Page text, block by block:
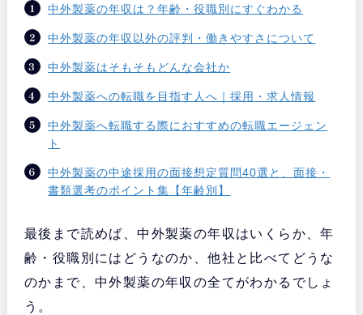
中外製薬の年収は？年齢・役職別にすぐわかる
中外製薬の年収以外の評判・働きやすさについて
中外製薬はそもそもどんな会社か
中外製薬への転職を目指す人へ｜採用・求人情報
中外製薬へ転職する際におすすめの転職エージェン
ト
中外製薬の中途採用の面接想定質問40選と、面接・
書類選考のポイント集【年齢別】
最後まで読めば、中外製薬の年収はいくらか、年
齢・役職別にはどうなのか、他社と比べてどうな
のかまで、中外製薬の年収の全てがわかるでしょ
う。